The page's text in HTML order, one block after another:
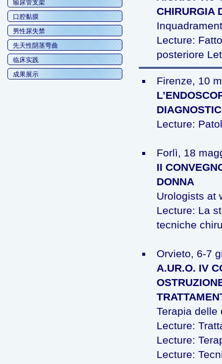
输尿管支架
口腔黏膜
男性尿失禁
先天性阴茎弯曲
临床实践
成果展示
CHIRURGIA
Lecture:
posteriore
Firenze, 10
Lecture:
Forlì, 18
II
DONNA
Urologists at
Lecture: La
tecniche
Orvieto, 6-7
A.UR.O. IV
Terapia delle
Lecture:
Lecture:
Lecture: